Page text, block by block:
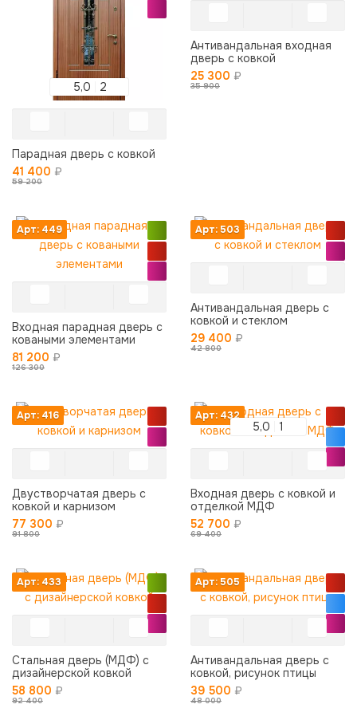
5,0 2
Парадная дверь с ковкой
41 400 ₽
59 200
Антивандальная входная
дверь с ковкой
25 300 ₽
35 900
Арт: 449
Входная парадная дверь с
коваными элементами
81 200 ₽
126 300
Арт: 503
Антивандальная дверь с
ковкой и стеклом
29 400 ₽
42 800
Арт: 416
Двустворчатая дверь с
ковкой и карнизом
77 300 ₽
91 800
Арт: 432
5,0 1
Входная дверь с ковкой и
отделкой МДФ
52 700 ₽
69 400
Арт: 433
Стальная дверь (МДФ) с
дизайнерской ковкой
58 800 ₽
92 400
Арт: 505
Антивандальная дверь с
ковкой, рисунок птицы
39 500 ₽
48 000